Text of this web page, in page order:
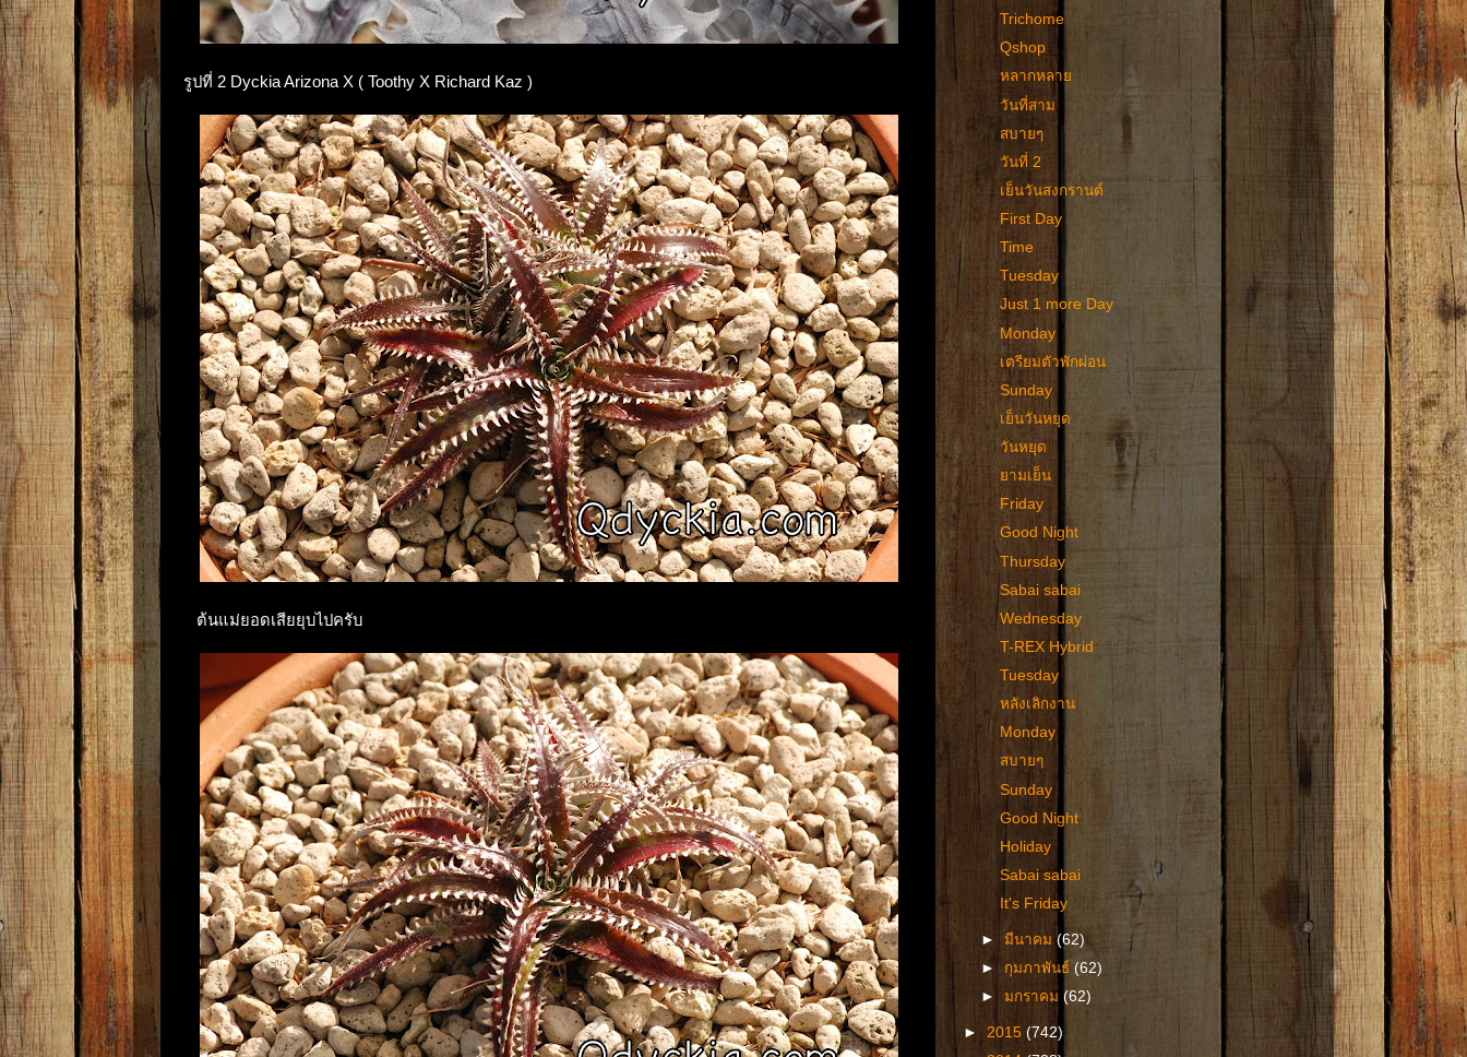
รูปที่ 2 Dyckia Arizona X ( Toothy X Richard Kaz )
ต้นแม่ยอดเสียยุบไปครับ
Trichome
Qshop
หลากหลาย
วันที่สาม
สบายๆ
วันที่ 2
เย็นวันสงกรานต์
First Day
Time
Tuesday
Just 1 more Day
Monday
เตรียมตัวพักผ่อน
Sunday
เย็นวันหยุด
วันหยุด
ยามเย็น
Friday
Good Night
Thursday
Sabai sabai
Wednesday
T-REX Hybrid
Tuesday
หลังเลิกงาน
Monday
สบายๆ
Sunday
Good Night
Holiday
Sabai sabai
It's Friday
►มีนาคม(62)
► กุมภาพันธ์(62)
►มกราคม(62)
► 2015 (742)